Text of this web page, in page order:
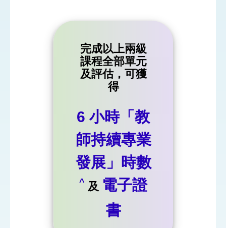
完成以上兩級
課程全部單元
及評估，可獲
得
6 小時「教
師持續專業
發展」時數
^ 及 電子證
書